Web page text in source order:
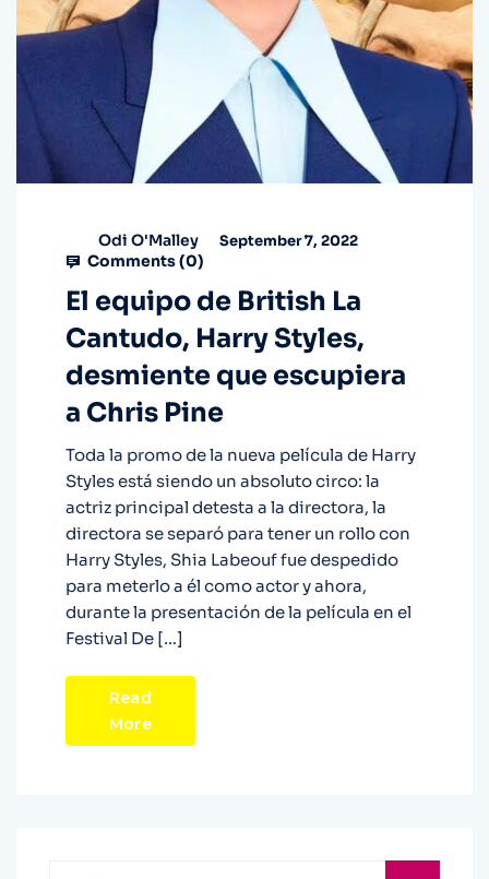
Odi O'Malley September 7, 2022
Comments (0)
El equipo de British La
Cantudo, Harry Styles,
desmiente que escupiera
a Chris Pine
Toda la promo de la nueva película de Harry
Styles está siendo un absoluto circo: la
actriz principal detesta a la directora, la
directora se separó para tener un rollo con
Harry Styles, Shia Labeouf fue despedido
para meterlo a él como actor y ahora,
durante la presentación de la película en el
Festival De […]
Read
More